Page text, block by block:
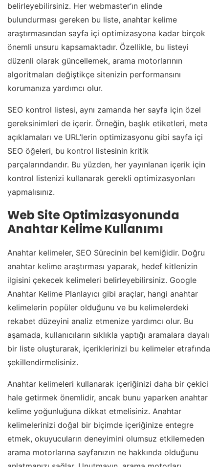
belirleyebilirsiniz. Her webmaster’ın elinde
bulundurması gereken bu liste, anahtar kelime
araştırmasından sayfa içi optimizasyona kadar birçok
önemli unsuru kapsamaktadır. Özellikle, bu listeyi
düzenli olarak güncellemek, arama motorlarının
algoritmaları değiştikçe sitenizin performansını
korumanıza yardımcı olur.
SEO kontrol listesi, aynı zamanda her sayfa için özel
gereksinimleri de içerir. Örneğin, başlık etiketleri, meta
açıklamaları ve URL’lerin optimizasyonu gibi sayfa içi
SEO öğeleri, bu kontrol listesinin kritik
parçalarındandır. Bu yüzden, her yayınlanan içerik için
kontrol listenizi kullanarak gerekli optimizasyonları
yapmalısınız.
Web Site Optimizasyonunda
Anahtar Kelime Kullanımı
Anahtar kelimeler, SEO Sürecinin bel kemiğidir. Doğru
anahtar kelime araştırması yaparak, hedef kitlenizin
ilgisini çekecek kelimeleri belirleyebilirsiniz. Google
Anahtar Kelime Planlayıcı gibi araçlar, hangi anahtar
kelimelerin popüler olduğunu ve bu kelimelerdeki
rekabet düzeyini analiz etmenize yardımcı olur. Bu
aşamada, kullanıcıların sıklıkla yaptığı aramalara dayalı
bir liste oluşturarak, içeriklerinizi bu kelimeler etrafında
şekillendirmelisiniz.
Anahtar kelimeleri kullanarak içeriğinizi daha bir çekici
hale getirmek önemlidir, ancak bunu yaparken anahtar
kelime yoğunluğuna dikkat etmelisiniz. Anahtar
kelimelerinizi doğal bir biçimde içeriğinize entegre
etmek, okuyucuların deneyimini olumsuz etkilemeden
arama motorlarına sayfanızın ne hakkında olduğunu